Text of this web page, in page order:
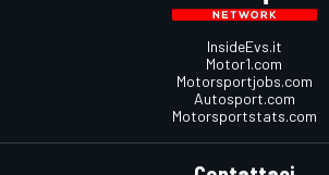
InsideEvs.it
Motor1.com
Motorsportjobs.com
Autosport.com
Motorsportstats.com